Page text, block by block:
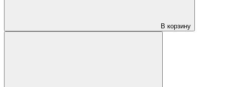
В корзину